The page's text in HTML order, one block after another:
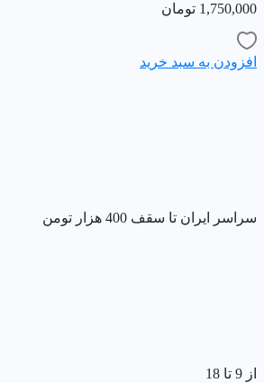
1,750,000 تومان
افزودن به سبد خرید
سراسر ایران تا سقف 400 هزار تومن
از 9 تا 18